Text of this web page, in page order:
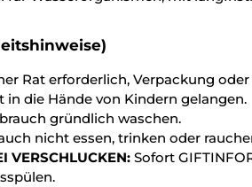
Rat erforderlich, Verpackung
in die Hände von Kindern gelangen.
gründlich waschen.
nicht essen, trinken oder
VERSCHLUCKEN: Sofort